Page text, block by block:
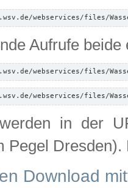
webservices/files/
Aufrufe beide
webservices/files/
webservices/files/
in der
Pegel
Download